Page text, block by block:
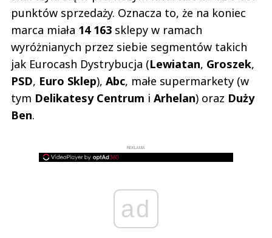
punktów sprzedaży. Oznacza to, że na koniec
marca miała 14 163 sklepy w ramach
wyróżnianych przez siebie segmentów takich
jak Eurocash Dystrybucja (Lewiatan, Groszek,
PSD, Euro Sklep), Abc, małe supermarkety (w
tym Delikatesy Centrum i Arhelan) oraz Duży
Ben.
REKLAMA
ad